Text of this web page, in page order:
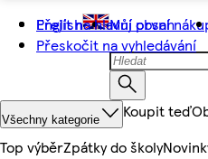
Přejít na hlavní obsah
Přeskočit na vyhledávání
English Můj první
Všechny kategorie Koupit teď
Top výběrZpátky do školy